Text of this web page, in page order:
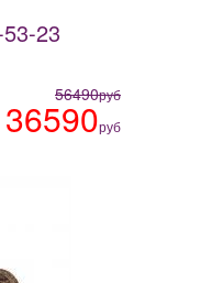
23
56490руб
36590руб